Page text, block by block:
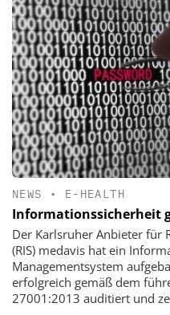
NEWS • E-HEALTH
Informationssicherheit
Der Karlsruher Anbieter für
(RIS) medavis hat ein
Managementsystem
erfolgreich gemäß dem
27001:2013 auditiert und